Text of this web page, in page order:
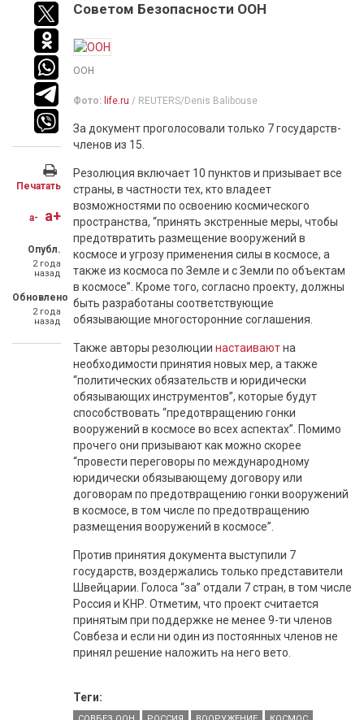
Печатать
a- a+
Опубл.
2 года
назад
Обновлено
2 года
назад
Советом Безопасности ООН
ООН
Фото: life.ru / REUTERS/Denis Balibouse
За документ проголосовали только 7 государств-
членов из 15.
Резолюция включает 10 пунктов и призывает все
страны, в частности тех, кто владеет
возможностями по освоению космического
пространства, “принять экстренные меры, чтобы
предотвратить размещение вооружений в
космосе и угрозу применения силы в космосе, а
также из космоса по Земле и с Земли по объектам
в космосе”. Кроме того, согласно проекту, должны
быть разработаны соответствующие
обязывающие многосторонние соглашения.
Также авторы резолюции настаиваютна
необходимости принятия новых мер, а также
“политических обязательств и юридически
обязывающих инструментов”, которые будут
способствовать “предотвращению гонки
вооружений в космосе во всех аспектах”. Помимо
прочего они призывают как можно скорее
“провести переговоры по международному
юридически обязывающему договору или
договорам по предотвращению гонки вооружений
в космосе, в том числе по предотвращению
размещения вооружений в космосе”.
Против принятия документа выступили 7
государств, воздержались только представители
Швейцарии. Голоса “за” отдали 7 стран, в том числе
Россия и КНР. Отметим, что проект считается
принятым при поддержке не менее 9-ти членов
Совбеза и если ни один из постоянных членов не
принял решение наложить на него вето.
Теги: